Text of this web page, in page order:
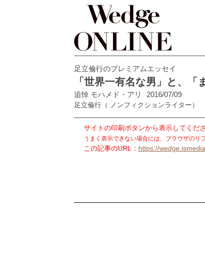
足立倫行のプレミアムエッセイ
「世界一有名な男」と、
追悼 モハメド・アリ 2016/07/09
足立倫行 （ ノンフィクションライター）
サイトの印刷ボタンから表示してくださ
うまく表示できない場合には、ブラウザのリ
この記事のURL： https://